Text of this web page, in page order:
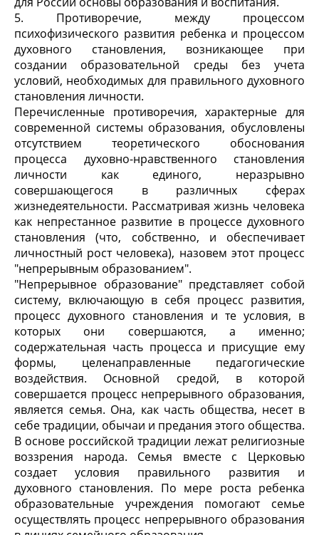
5. Противоречие, между процессом
психофизического развития ребенка и процессом
духовного становления, возникающее при
создании образовательной среды без учета
условий, необходимых для правильного духовного
становления личности.
Перечисленные противоречия, характерные для
современной системы образования, обусловлены
отсутствием теоретического обоснования
процесса духовно-нравственного становления
личности как единого, неразрывно
совершающегося в различных сферах
жизнедеятельности. Рассматривая жизнь человека
как непрестанное развитие в процессе духовного
становления (что, собственно, и обеспечивает
личностный рост человека), назовем этот процесс
"непрерывным образованием".
"Непрерывное образование" представляет собой
систему, включающую в себя процесс развития,
процесс духовного становления и те условия, в
которых они совершаются, а именно;
содержательная часть процесса и присущие ему
формы, целенаправленные педагогические
воздействия. Основной средой, в которой
совершается процесс непрерывного образования,
является семья. Она, как часть общества, несет в
себе традиции, обычаи и предания этого общества.
В основе российской традиции лежат религиозные
воззрения народа. Семья вместе с Церковью
создает условия правильного развития и
духовного становления. По мере роста ребенка
образовательные учреждения помогают семье
осуществлять процесс непрерывного образования